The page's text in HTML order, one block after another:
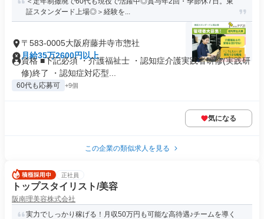
証スタンダード上場◎＞経験を...
〒583-0005大阪府藤井寺市惣社
月給35万2600円以上
資格 ■下記必須 ・介護福祉士 ・認知症介護実践者研修(実践研
修)終了 ・認知症対応型...
60代も応募可 +9個
気になる
この企業の類似求人を見る
正社員
トップスタイリスト/美容
阪南理美容株式会社
実力でしっかり稼げる！月収50万円も可能な高待遇♪チームを導く